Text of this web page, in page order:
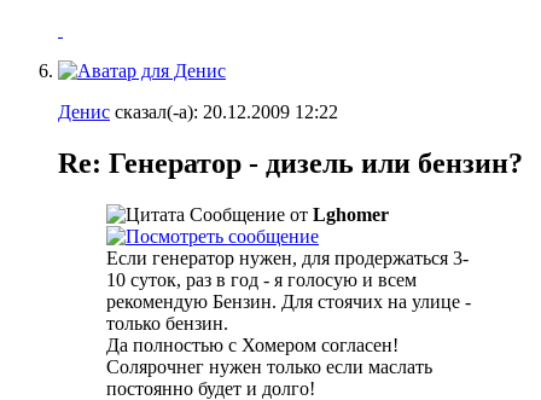
Денис сказал(-а): 20.12.2009 12:22
Re: Генератор - дизель или бензин?
Сообщение от Lghomer
Если генератор нужен, для продержаться 3-
10 суток, раз в год - я голосую и всем
рекомендую Бензин. Для стоячих на улице -
только бензин.
Да полностью с Хомером согласен!
Солярочнег нужен только если маслать
постоянно будет и долго!